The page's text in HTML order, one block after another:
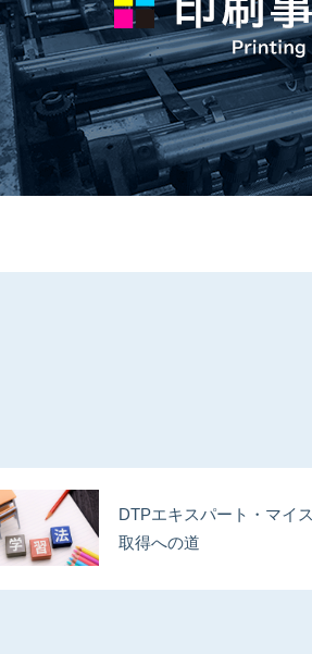
DTPエキスパート・マイ
取得への道